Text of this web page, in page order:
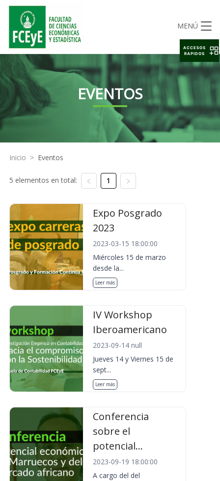
MENÚ
EVENTOS
Inicio > Eventos
5 elementos en total: 1
Expo Posgrado
2023
2023-03-15 18:00:00
Miércoles 15 de marzo
desde la...
Leer más
IV Workshop
Iberoamericano
2023-09-14 null
Jueves 14 y Viernes 15 de
sept...
Leer más
Conferencia
sobre el
potencial...
2023-09-19 18:00:00
A cargo del del
ACCESOS
RAPIDOS